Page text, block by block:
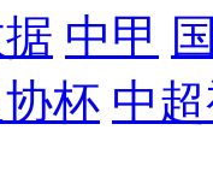
中甲
杯 中